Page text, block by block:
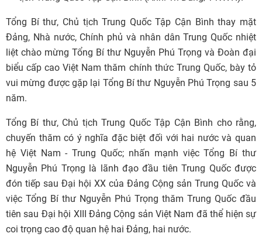
Tổng Bí thư, Chủ tịch Trung Quốc Tập Cận Bình thay mặt
Đảng, Nhà nước, Chính phủ và nhân dân Trung Quốc nhiệt
liệt chào mừng Tổng Bí thư Nguyễn Phú Trọng và Đoàn đại
biểu cấp cao Việt Nam thăm chính thức Trung Quốc, bày tỏ
vui mừng được gặp lại Tổng Bí thư Nguyễn Phú Trọng sau 5
năm.
Tổng Bí thư, Chủ tịch Trung Quốc Tập Cận Bình cho rằng,
chuyến thăm có ý nghĩa đặc biệt đối với hai nước và quan
hệ Việt Nam - Trung Quốc; nhấn mạnh việc Tổng Bí thư
Nguyễn Phú Trọng là lãnh đạo đầu tiên Trung Quốc được
đón tiếp sau Đại hội XX của Đảng Cộng sản Trung Quốc và
việc Tổng Bí thư Nguyễn Phú Trọng thăm Trung Quốc đầu
tiên sau Đại hội XIII Đảng Cộng sản Việt Nam đã thể hiện sự
coi trọng cao độ quan hệ hai Đảng, hai nước.